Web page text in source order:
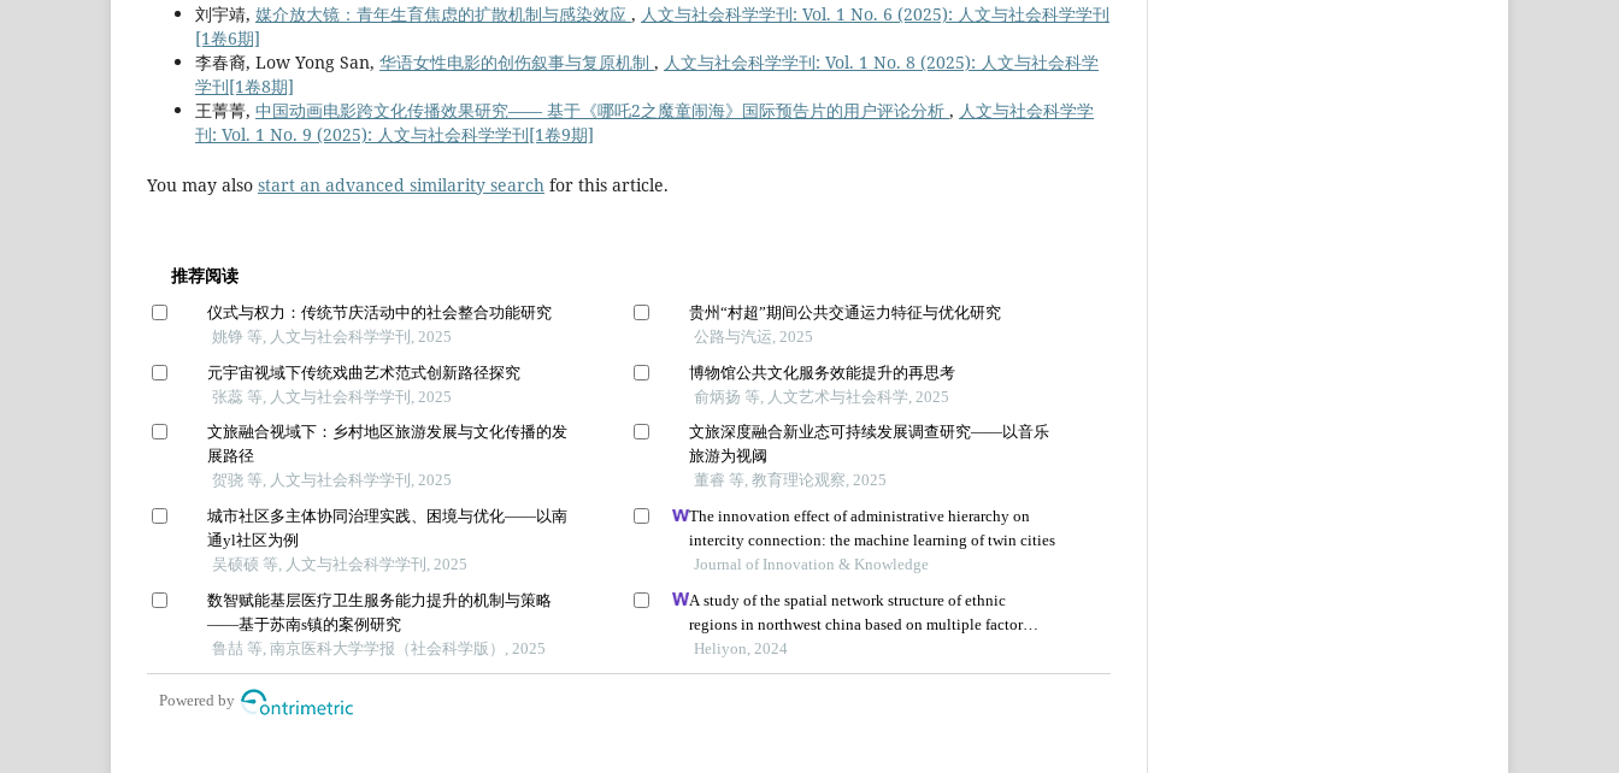
刘宇靖, 媒介放大镜：青年生育焦虑的扩散机制与感染效应 , 人文与社会科学学刊: Vol. 1 No. 6 (2025): 人文与社会科学学刊
[1卷6期]
李春裔, Low Yong San, 华语女性电影的创伤叙事与复原机制 , 人文与社会科学学刊: Vol. 1 No. 8 (2025): 人文与社会科学
学刊[1卷8期]
王菁菁, 中国动画电影跨文化传播效果研究—— 基于《哪吒2之魔童闹海》国际预告片的用户评论分析 , 人文与社会科学学
刊: Vol. 1 No. 9 (2025): 人文与社会科学学刊[1卷9期]
You may also start an advanced similarity search for this article.
推荐阅读
仪式与权力：传统节庆活动中的社会整合功能研究
姚铮 等, 人文与社会科学学刊, 2025
元宇宙视域下传统戏曲艺术范式创新路径探究
张蕊 等, 人文与社会科学学刊, 2025
文旅融合视域下：乡村地区旅游发展与文化传播的发
展路径
贺骁 等, 人文与社会科学学刊, 2025
城市社区多主体协同治理实践、困境与优化——以南
通yl社区为例
吴硕硕 等, 人文与社会科学学刊, 2025
数智赋能基层医疗卫生服务能力提升的机制与策略
——基于苏南s镇的案例研究
鲁喆 等, 南京医科大学学报（社会科学版）, 2025
贵州“村超”期间公共交通运力特征与优化研究
公路与汽运, 2025
博物馆公共文化服务效能提升的再思考
俞炳扬 等, 人文艺术与社会科学, 2025
文旅深度融合新业态可持续发展调查研究——以音乐
旅游为视阈
董睿 等, 教育理论观察, 2025
The innovation effect of administrative hierarchy on
intercity connection: the machine learning of twin cities
Journal of Innovation & Knowledge
A study of the spatial network structure of ethnic
regions in northwest china based on multiple factor
flows in the context of covid-19: evidence from ningxia
Heliyon, 2024
Powered by